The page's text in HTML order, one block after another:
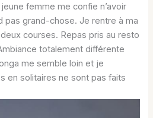
femme me confie n’avoir
pas grand-chose. Je rentre à ma
courses. Repas pris au resto
totalement différente
me semble loin et je
en solitaires ne sont pas faits